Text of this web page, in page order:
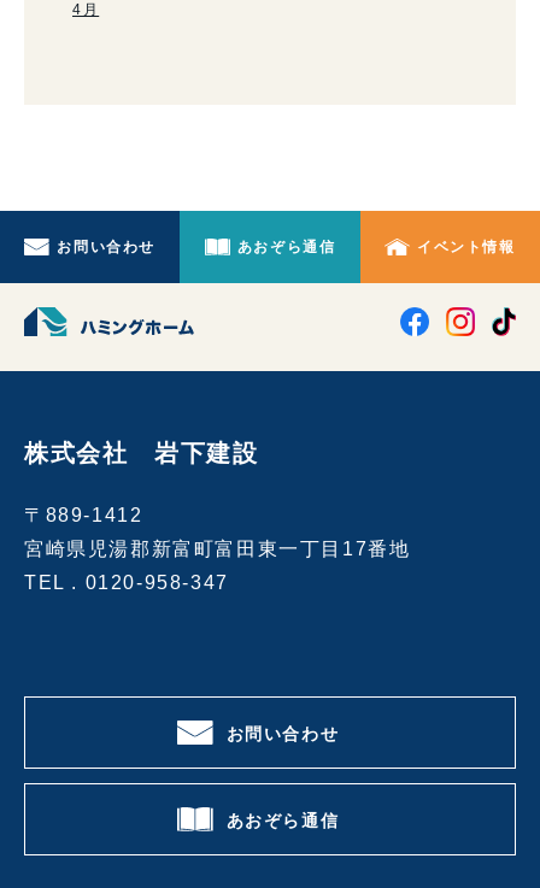
4月
お問い合わせ あおぞら通信 イベント情報
株式会社 岩下建設
〒889-1412
宮崎県児湯郡新富町富田東一丁目17番地
TEL . 0120-958-347
お問い合わせ
あおぞら通信